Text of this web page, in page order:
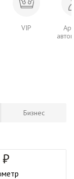
VIP
Бизнес